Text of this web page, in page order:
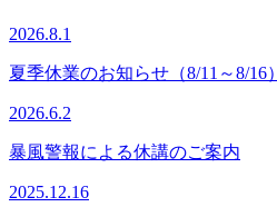
2026.8.1
夏季休業のお知らせ（8/11～8/16）
2026.6.2
暴風警報による休講のご案内
2025.12.16